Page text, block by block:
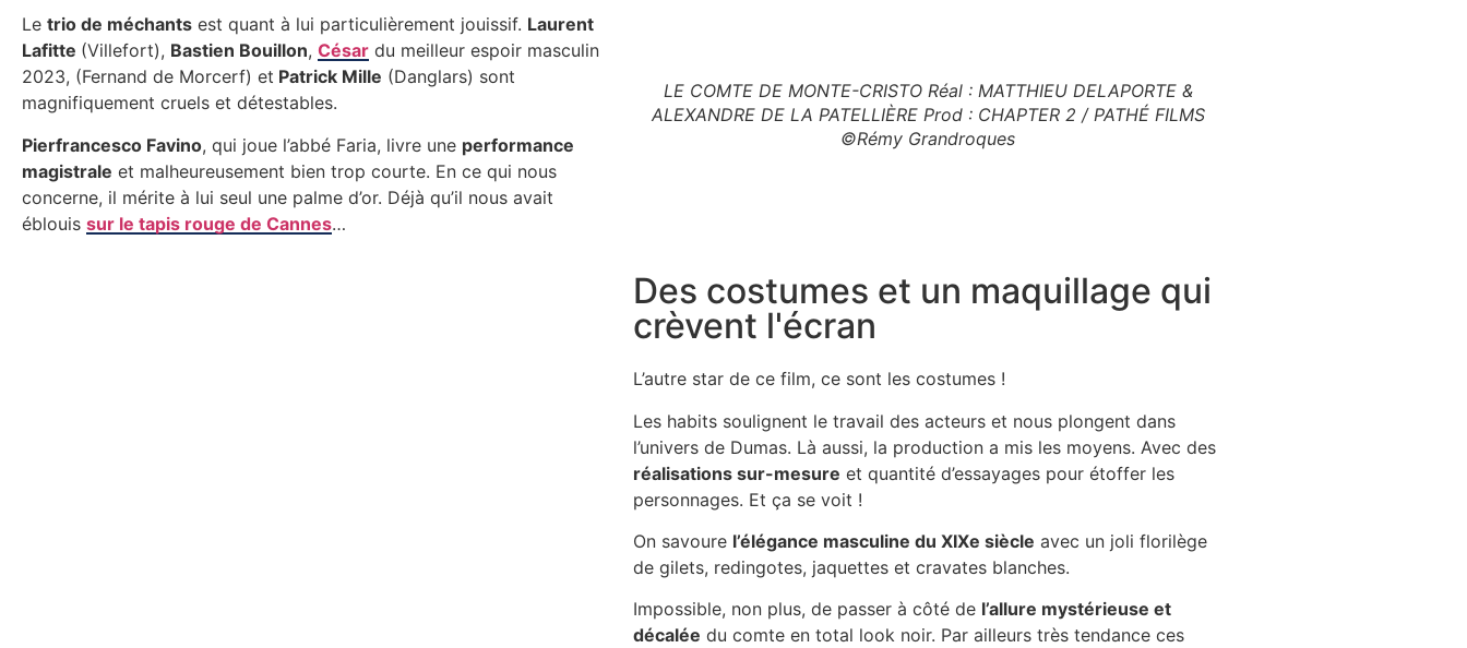
Le trio de méchants est quant à lui particulièrement jouissif. Laurent
Lafitte (Villefort), Bastien Bouillon, César du meilleur espoir masculin
2023, (Fernand de Morcerf) et Patrick Mille (Danglars) sont
magnifiquement cruels et détestables.
Pierfrancesco Favino, qui joue l’abbé Faria, livre une performance
magistrale et malheureusement bien trop courte. En ce qui nous
concerne, il mérite à lui seul une palme d’or. Déjà qu’il nous avait
éblouis sur le tapis rouge de Cannes…
LE COMTE DE MONTE-CRISTO Réal : MATTHIEU DELAPORTE &
ALEXANDRE DE LA PATELLIÈRE Prod : CHAPTER 2 / PATHÉ FILMS
©Rémy Grandroques
Des costumes et un maquillage qui
crèvent l'écran
L’autre star de ce film, ce sont les costumes !
Les habits soulignent le travail des acteurs et nous plongent dans
l’univers de Dumas. Là aussi, la production a mis les moyens. Avec des
réalisations sur-mesure et quantité d’essayages pour étoffer les
personnages. Et ça se voit !
On savoure l’élégance masculine du XIXe siècle avec un joli florilège
de gilets, redingotes, jaquettes et cravates blanches.
Impossible, non plus, de passer à côté de l’allure mystérieuse et
décalée du comte en total look noir. Par ailleurs très tendance ces